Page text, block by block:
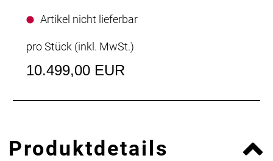
Artikel nicht lieferbar
pro Stück (inkl. MwSt.)
10.499,00 EUR
Produktdetails